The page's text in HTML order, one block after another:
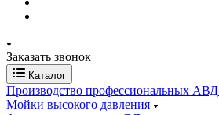
Заказать звонок
Каталог
Производство профессиональных АВД
Мойки высокого давления